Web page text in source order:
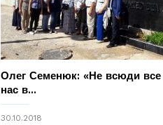
Олег Семенюк: «Не всюди все
нас в...
30.10.2018